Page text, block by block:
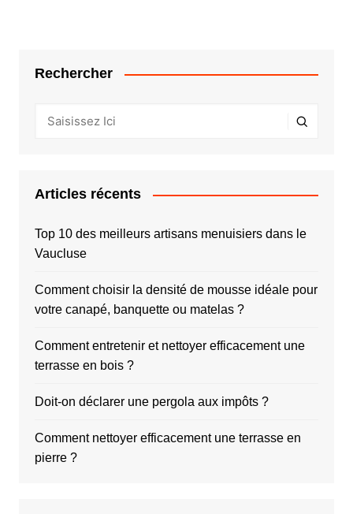
Rechercher
Articles récents
Top 10 des meilleurs artisans menuisiers dans le
Vaucluse
Comment choisir la densité de mousse idéale pour
votre canapé, banquette ou matelas ?
Comment entretenir et nettoyer efficacement une
terrasse en bois ?
Doit-on déclarer une pergola aux impôts ?
Comment nettoyer efficacement une terrasse en
pierre ?